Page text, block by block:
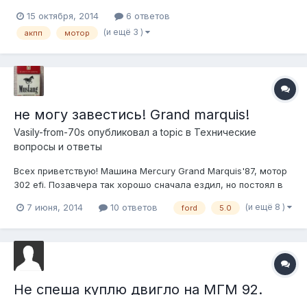
15 октября, 2014
6 ответов
акпп мотор (и ещё 3 )
не могу завестись! Grand marquis!
Vasily-from-70s опубликовал a topic в Технические
вопросы и ответы
Всех приветствую! Машина Mercury Grand Marquis'87, мотор
302 efi. Позавчера так хорошо сначала ездил, но постоял в
когда подъехал к дому почти. Завестись удалось, заехал во
завестись, еле схв...
7 июня, 2014 10 ответов ford 5.0 (и ещё 8 )
Не спеша куплю двигло на МГМ 92.